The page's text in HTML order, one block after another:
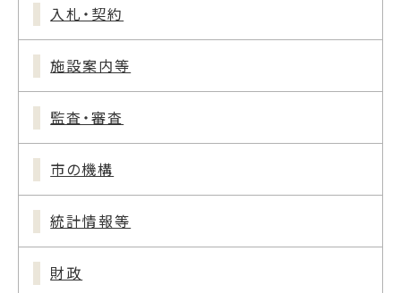
入札・契約
施設案内等
監査・審査
市の機構
統計情報等
財政